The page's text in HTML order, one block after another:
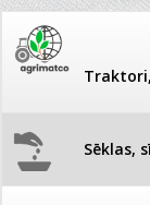
Sēklas,